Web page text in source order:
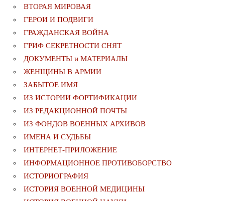
ВТОРАЯ МИРОВАЯ
ГЕРОИ И ПОДВИГИ
ГРАЖДАНСКАЯ ВОЙНА
ГРИФ СЕКРЕТНОСТИ СНЯТ
ДОКУМЕНТЫ и МАТЕРИАЛЫ
ЖЕНЩИНЫ В АРМИИ
ЗАБЫТОЕ ИМЯ
ИЗ ИСТОРИИ ФОРТИФИКАЦИИ
ИЗ РЕДАКЦИОННОЙ ПОЧТЫ
ИЗ ФОНДОВ ВОЕННЫХ АРХИВОВ
ИМЕНА И СУДЬБЫ
ИНТЕРНЕТ-ПРИЛОЖЕНИЕ
ИНФОРМАЦИОННОЕ ПРОТИВОБОРСТВО
ИСТОРИОГРАФИЯ
ИСТОРИЯ ВОЕННОЙ МЕДИЦИНЫ